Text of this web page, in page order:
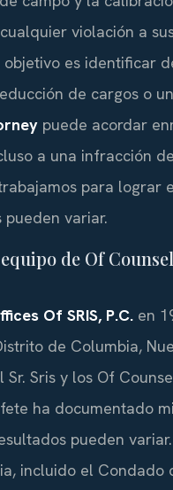
violación a
es identificar
de cargos o
puede acordar
a una infracción
para
pueden variar.
de Of
Of SRIS, P.C. en
de Columbia,
Sr. Sris y los Of
ha documentado
pueden
incluido el Condado